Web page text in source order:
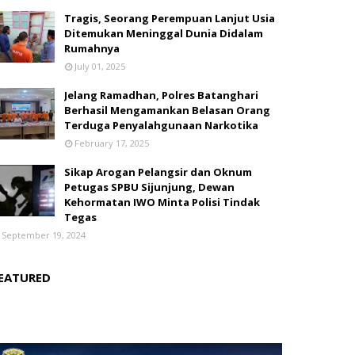
Tragis, Seorang Perempuan Lanjut Usia
Ditemukan Meninggal Dunia Didalam
Rumahnya
July 01, 2025
Jelang Ramadhan, Polres Batanghari
Berhasil Mengamankan Belasan Orang
Terduga Penyalahgunaan Narkotika
February 17, 2025
Sikap Arogan Pelangsir dan Oknum
Petugas SPBU Sijunjung, Dewan
Kehormatan IWO Minta Polisi Tindak
Tegas
September 19, 2024